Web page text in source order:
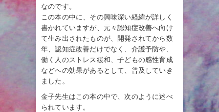
なのです。
この本の中に、その興味深い経緯が詳しく
書かれていますが、元々認知症改善へ向け
て生み出されたものが、開発されてから数
年、認知症改善だけでなく、介護予防や、
働く人のストレス緩和、子どもの感性育成
などへの効果があるとして、普及していき
ました。
金子先生はこの本の中で、次のように述べ
られています。